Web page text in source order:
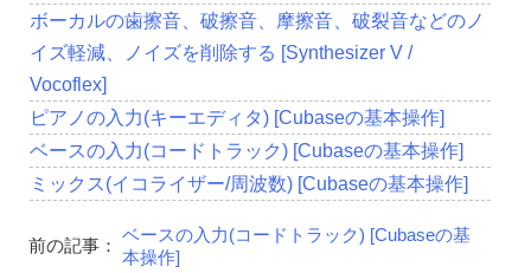
ボーカルの歯擦音、破擦音、摩擦音、破裂音などのノ
イズ軽減、ノイズを削除する [Synthesizer V /
Vocoflex]
ピアノの入力(キーエディタ) [Cubaseの基本操作]
ベースの入力(コードトラック) [Cubaseの基本操作]
ミックス(イコライザー/周波数) [Cubaseの基本操作]
前の記事：
ベースの入力(コードトラック) [Cubaseの基
本操作]